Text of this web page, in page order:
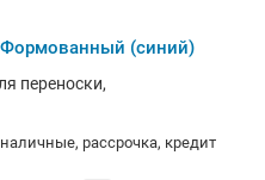
Формованный (синий)
переноски,
наличные, рассрочка, кредит